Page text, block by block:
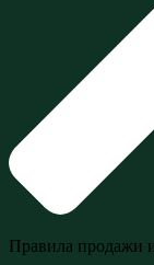
Правила продажи